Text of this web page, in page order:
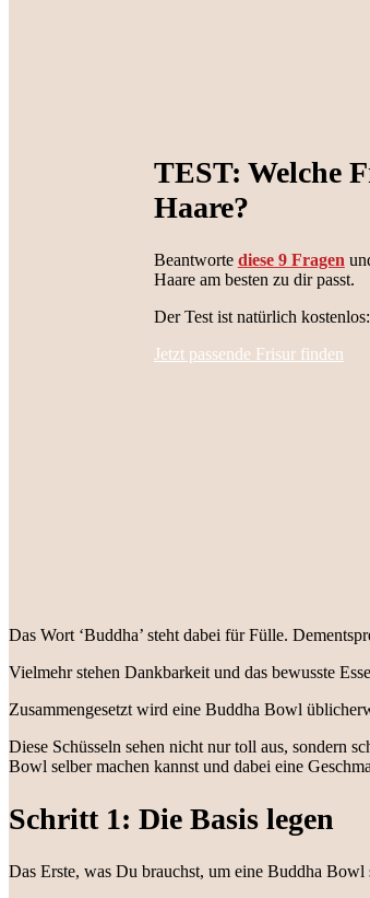
TEST: Welche
Haare?
Beantworte diese 9 Fragen
Haare am besten zu dir passt.
Der Test ist natürlich kostenlos:
Jetzt passende Frisur finden
Das Wort ‘Buddha’ steht dabei für Fülle.
Vielmehr stehen Dankbarkeit und das bewusste
Zusammengesetzt wird eine Buddha Bowl
Diese Schüsseln sehen nicht nur toll aus, sondern
Bowl selber machen kannst und dabei eine
Schritt 1: Die Basis legen
Das Erste, was Du brauchst, um eine Buddha